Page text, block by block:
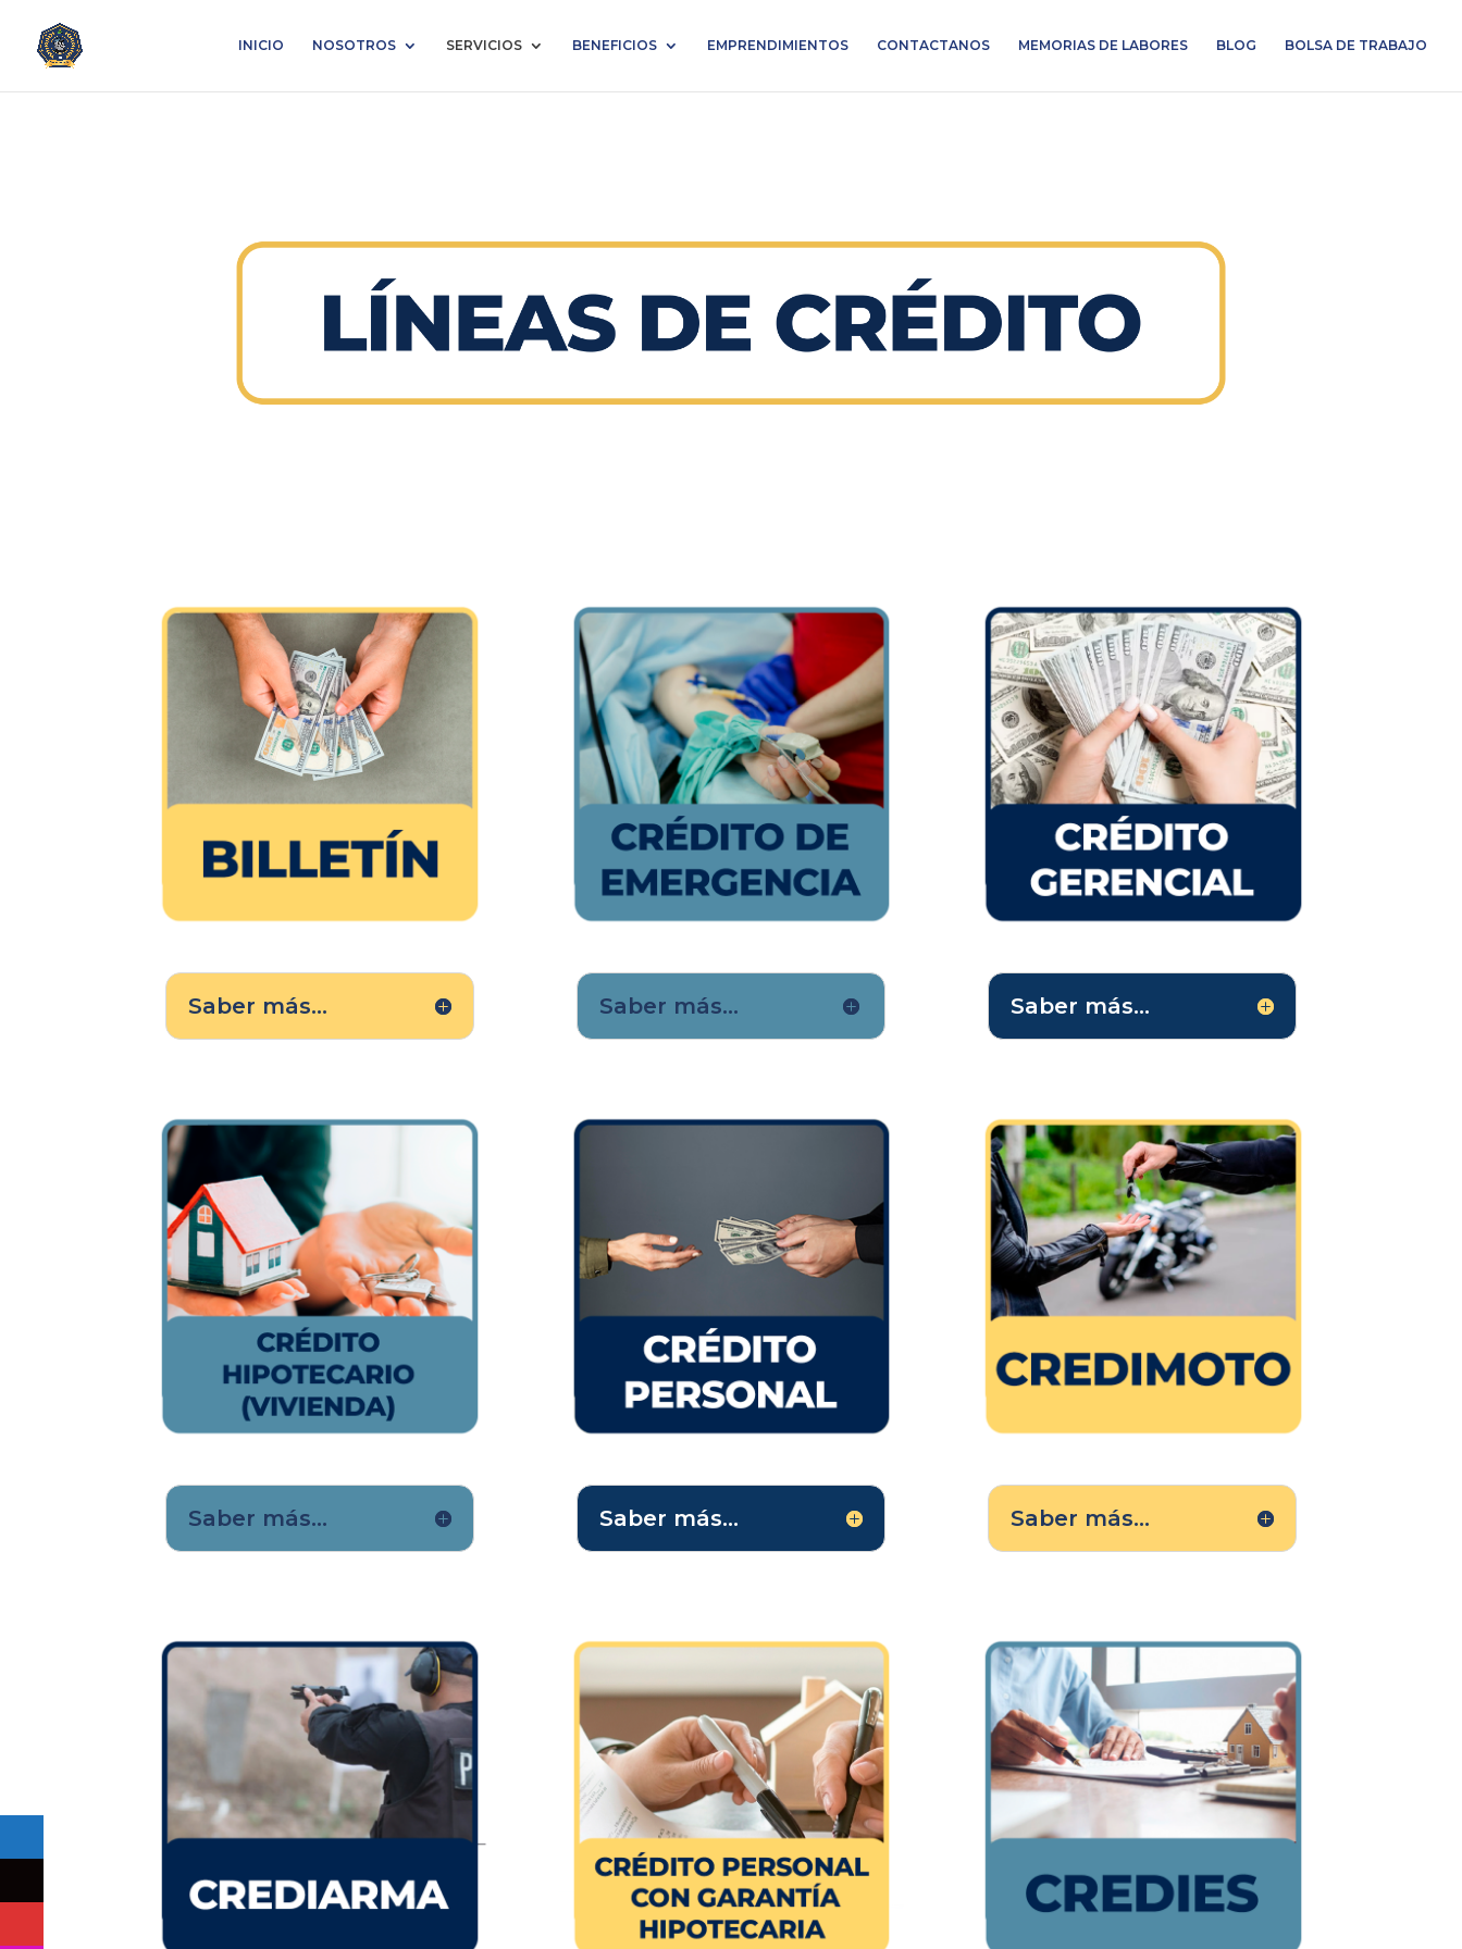
INICIO NOSOTROS SERVICIOS BENEFICIOS EMPRENDIMIENTOS CONTACTANOS MEMORIAS DE LABORES BLOG BOLSA DE TRABAJO
Saber más... Saber más... Saber más...
Saber más... Saber más... Saber más...